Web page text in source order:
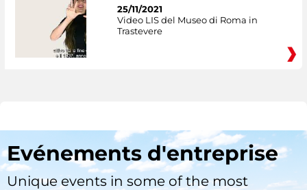
25/11/2021
Video LIS del Museo di Roma in
Trastevere
Evénements d'entreprise
Unique events in some of the most